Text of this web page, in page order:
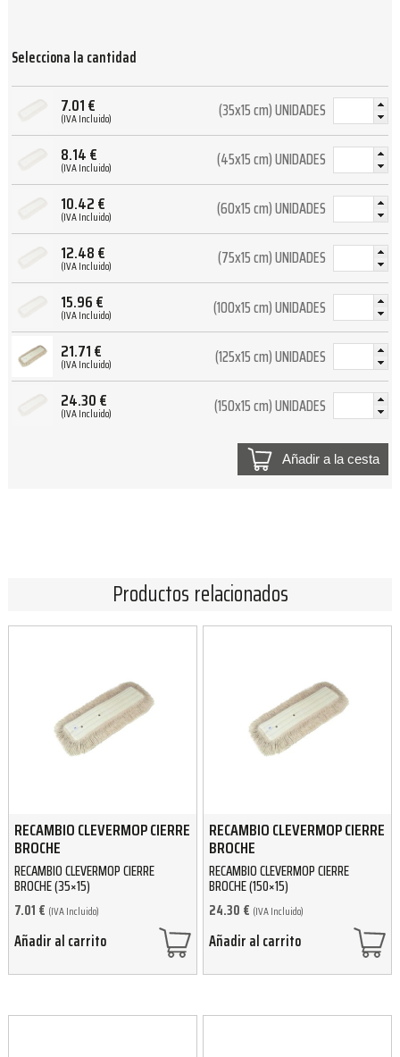
Selecciona la cantidad
7.01€
(IVA Incluido) (35x15 cm) UNIDADES
8.14€
(IVA Incluido) (45x15 cm) UNIDADES
10.42€
(IVA Incluido) (60x15 cm) UNIDADES
12.48€
(IVA Incluido) (75x15 cm) UNIDADES
15.96€
(IVA Incluido) (100x15 cm) UNIDADES
21.71€
(IVA Incluido) (125x15 cm) UNIDADES
24.30€
(IVA Incluido) (150x15 cm) UNIDADES
Añadir a la cesta
Productos relacionados
RECAMBIO CLEVERMOP CIERRE
BROCHE
RECAMBIO CLEVERMOP CIERRE
BROCHE (35×15)
7.01 € (IVA Incluido)
Añadir al carrito
RECAMBIO CLEVERMOP CIERRE
BROCHE
RECAMBIO CLEVERMOP CIERRE
BROCHE (150×15)
24.30 € (IVA Incluido)
Añadir al carrito